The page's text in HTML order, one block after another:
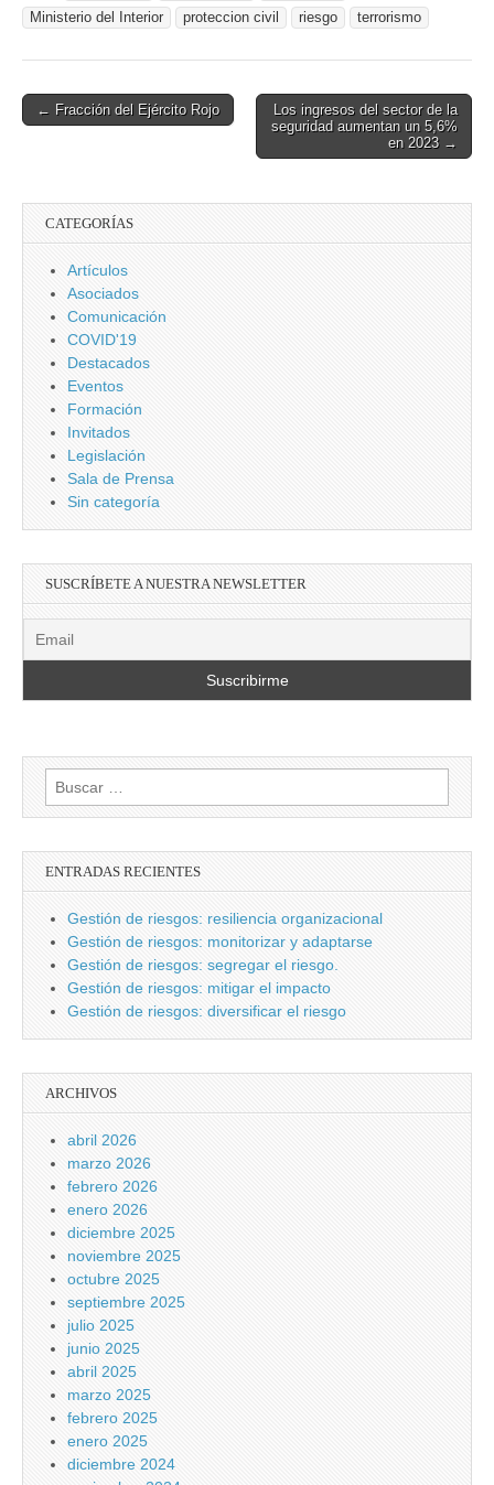
Ministerio del Interior
proteccion civil riesgo terrorismo
Post
navigation
← Fracción del Ejército Rojo
Los ingresos del sector de la
seguridad aumentan un 5,6%
en 2023 →
CATEGORÍAS
Artículos
Asociados
Comunicación
COVID'19
Destacados
Eventos
Formación
Invitados
Legislación
Sala de Prensa
Sin categoría
SUSCRÍBETE A NUESTRA NEWSLETTER
Buscar:
ENTRADAS RECIENTES
Gestión de riesgos: resiliencia organizacional
Gestión de riesgos: monitorizar y adaptarse
Gestión de riesgos: segregar el riesgo.
Gestión de riesgos: mitigar el impacto
Gestión de riesgos: diversificar el riesgo
ARCHIVOS
abril 2026
marzo 2026
febrero 2026
enero 2026
diciembre 2025
noviembre 2025
octubre 2025
septiembre 2025
julio 2025
junio 2025
abril 2025
marzo 2025
febrero 2025
enero 2025
diciembre 2024